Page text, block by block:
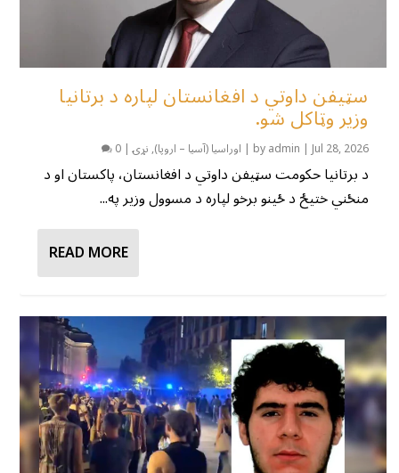
سټیفن داوتي د افغانستان لپاره د برتانیا
وزیر وټاکل شو.
byadmin |Jul 28, 2026
| اوراسیا (آسیا – اروپا),نړۍ|
0
د برتانیا حکومت سټیفن داوتي د افغانستان، پاکستان او د
منځني ختیځ د ځینو برخو لپاره د مسوول وزیر په...
READ MORE